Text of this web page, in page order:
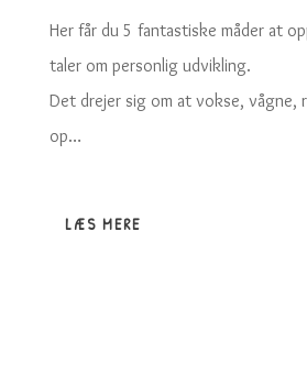
Her får du 5 fantastiske måder at
taler om personlig udvikling.
Det drejer sig om at vokse, vågne,
op…
LÆS MERE